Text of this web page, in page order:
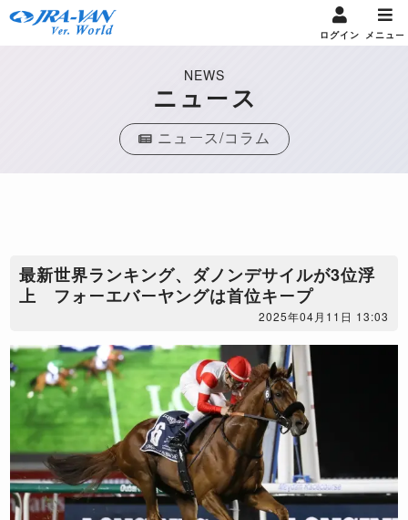
ログイン メニュー
NEWS
ニュース
ニュース/コラム
最新世界ランキング、ダノンデサイルが3位浮
上 フォーエバーヤングは首位キープ
2025年04月11日 13:03